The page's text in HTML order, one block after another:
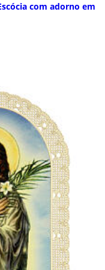
com adorno em